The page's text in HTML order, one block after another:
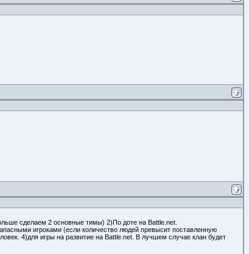
сделаем 2 основные тимы) 2)По доте на Battle.net.
игроками (если количество людей превысит поставленную
4)для игры на развитие на Battle.nеt. В лучшем случае клан будет